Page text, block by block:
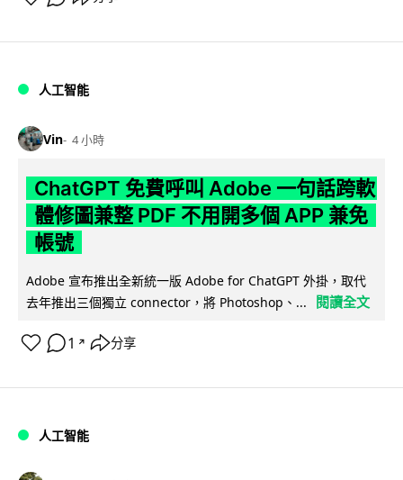
人工智能
Vin 4 小時
ChatGPT 免費呼叫 Adobe 一句話跨軟
體修圖兼整 PDF 不用開多個 APP 兼免
帳號
Adobe 宣布推出全新統一版 Adobe for ChatGPT 外掛，取代
去年推出三個獨立 connector，將 Photoshop、...
閱讀全文
1 ↗ 分享
人工智能